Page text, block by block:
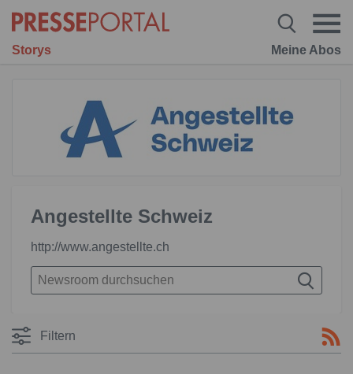
Storys Meine Abos
Angestellte Schweiz
http://www.angestellte.ch
Filtern